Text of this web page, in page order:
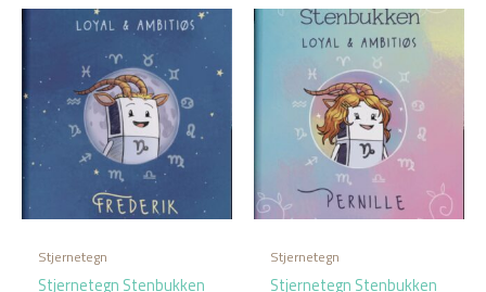
Stjernetegn
Stjernetegn Stenbukken
Stjernetegn
Stjernetegn Stenbukken